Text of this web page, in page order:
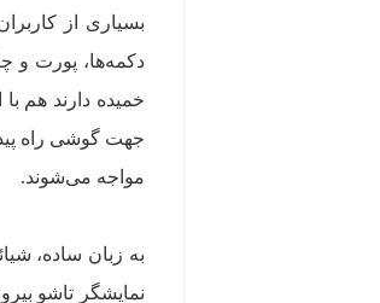
بسیاری از
دکمه‌ها، پورت و
خمیده دارند هم
جهت گوشی راه
مواجه می‌شوند.
به زبان ساده،
نمایشگر تاشو